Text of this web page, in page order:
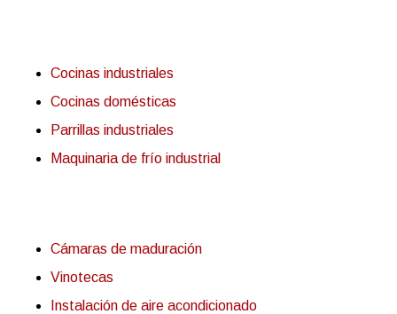
Cocinas industriales
Cocinas domésticas
Parrillas industriales
Maquinaria de frío industrial
Cámaras de maduración
Vinotecas
Instalación de aire acondicionado